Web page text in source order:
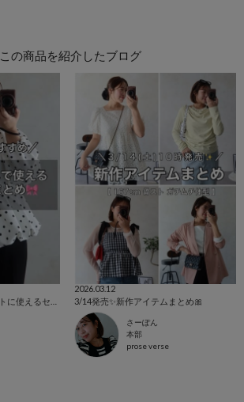
この商品を紹介したブログ
2026.03.12
3/14発売✨新作アイテムまとめ🎀
さーぽん
本部
prose verse